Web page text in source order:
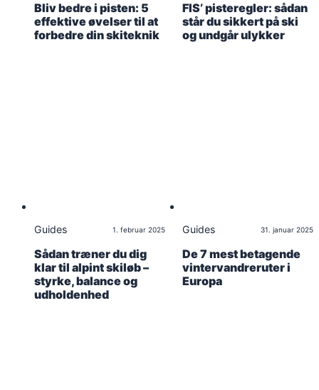
Bliv bedre i pisten: 5
effektive øvelser til at
forbedre din skiteknik
FIS’ pisteregler: sådan
står du sikkert på ski
og undgår ulykker
Guides 1. februar 2025
Sådan træner du dig
klar til alpint skiløb –
styrke, balance og
udholdenhed
Guides 31. januar 2025
De 7 mest betagende
vintervandreruter i
Europa